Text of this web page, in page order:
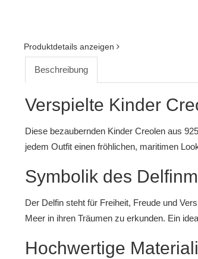
Produktdetails anzeigen
Beschreibung
Verspielte Kinder
Diese bezaubernden Kinder Creolen aus
jedem Outfit einen fröhlichen, maritimen
Symbolik des
Der Delfin steht für Freiheit, Freude und
Meer in ihren Träumen zu erkunden. Ein
Hochwertige